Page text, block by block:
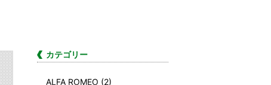
カテゴリー
ALFA ROMEO (2)